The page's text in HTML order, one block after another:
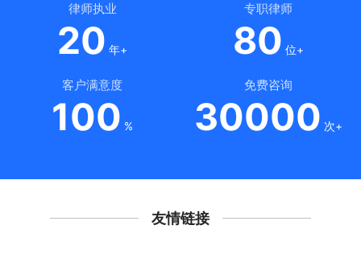
律师执业
20 年+
专职律师
80 位+
客户满意度
100 %
免费咨询
30000 次+
友情链接